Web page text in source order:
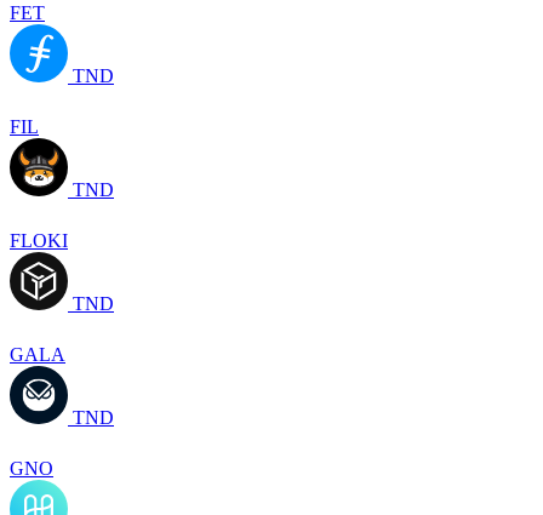
FET
TND
FIL
TND
FLOKI
TND
GALA
TND
GNO